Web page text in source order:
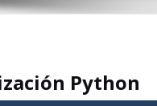
Python